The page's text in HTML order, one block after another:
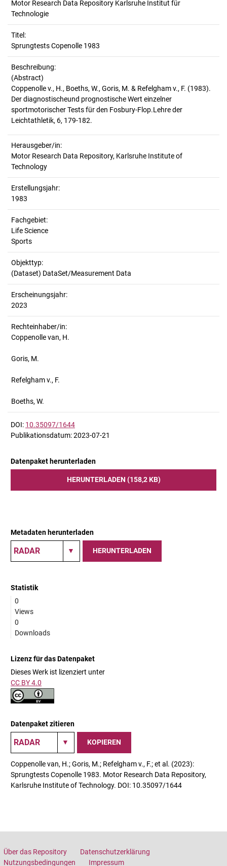
Motor Research Data Repository Karlsruhe Institut für
Technologie
Titel:
Sprungtests Copenolle 1983
Beschreibung:
(Abstract)
Coppenolle v., H., Boeths, W., Goris, M. & Refelgham v., F. (1983).
Der diagnostischeund prognostische Wert einzelner
sportmotorischer Tests für den Fosbury-Flop.Lehre der
Herausgeber/in:
Motor Research Data Repository, Karlsruhe Institute of
Technology
Erstellungsjahr:
1983
Fachgebiet:
Life Science
Sports
Objekttyp:
(Dataset) DataSet/Measurement Data
Erscheinungsjahr:
2023
Rechteinhaber/in:
Coppenolle van, H.
Goris, M.
Refelgham v., F.
Boeths, W.
DOI: 10.35097/1644
Publikationsdatum: 2023-07-21
Datenpaket herunterladen
HERUNTERLADEN (158,2 KB)
Metadaten herunterladen
HERUNTERLADEN
Statistik
0
Views
0
Downloads
Lizenz für das Datenpaket
Dieses Werk ist lizenziert unter
CC BY 4.0
Datenpaket zitieren
KOPIEREN
Coppenolle van, H.; Goris, M.; Refelgham v., F.; et al. (2023):
Sprungtests Copenolle 1983. Motor Research Data Repository,
Karlsruhe Institute of Technology. DOI: 10.35097/1644
Über das Repository
Datenschutzerklärung
Nutzungsbedingungen
Impressum